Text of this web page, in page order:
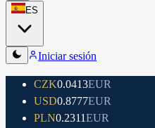
ES
Iniciar sesión
CZK0.0413EUR
USD0.8777EUR
PLN0.2311EUR